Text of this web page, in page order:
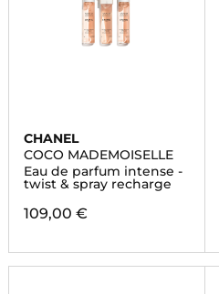
CHANEL
COCO MADEMOISELLE
Eau de parfum intense -
twist & spray recharge
109,00 €